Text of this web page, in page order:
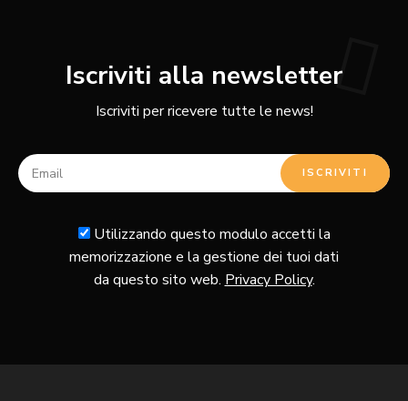
Iscriviti alla newsletter
Iscriviti per ricevere tutte le news!
Utilizzando questo modulo accetti la
memorizzazione e la gestione dei tuoi dati
da questo sito web. Privacy Policy.